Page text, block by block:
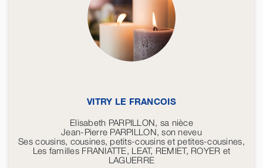
VITRY LE FRANCOIS
Elisabeth PARPILLON, sa nièce
Jean-Pierre PARPILLON, son neveu
Ses cousins, cousines, petits-cousins et petites-cousines,
Les familles FRANIATTE, LEAT, REMIET, ROYER et
LAGUERRE